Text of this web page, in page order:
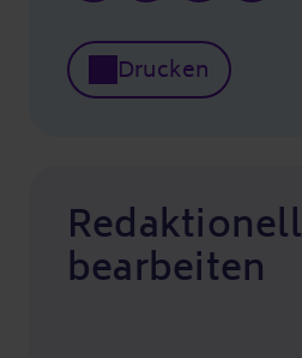
Drucken
Redaktionell
bearbeiten